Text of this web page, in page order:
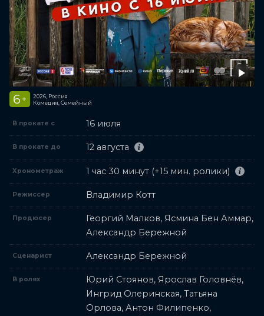
6 +
2026, Россия
Комедия, Семейный
В прокате с 16 июля
В прокате до 12 августа
Хронометраж 1 час 30 минут (+15 мин. ролики)
Режиссер Владимир Котт
Продюсер
Георгий Малков, Ясмина Бен Аммар,
Александр Бережной
Сценарист Александр Бережной
В ролях
Юрий Стоянов, Ярослав Головнёв,
Ингрид Олеринская, Татьяна
Орлова, Антон Филипенко,